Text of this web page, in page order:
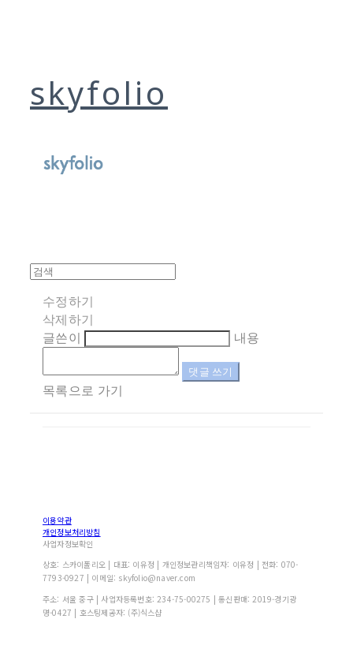
skyfolio
수정하기
삭제하기
글쓴이
내용
댓글 쓰기
목록으로 가기
이용약관
개인정보처리방침
사업자정보확인
상호: 스카이폴리오 | 대표: 이유정 | 개인정보관리책임자: 이유정 | 전화: 070-
7793-0927 | 이메일: skyfolio@naver.com
주소: 서울 중구 | 사업자등록번호: 234-75-00275 | 통신판매: 2019-경기광
명-0427 | 호스팅제공자: (주)식스샵